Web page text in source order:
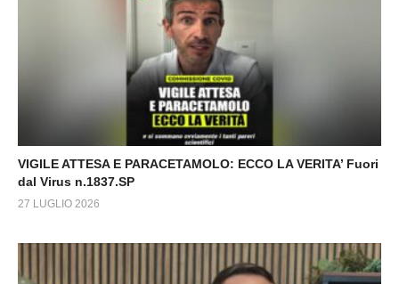
VIGILE ATTESA E PARACETAMOLO: ECCO LA VERITA’ Fuori
dal Virus n.1837.SP
27 LUGLIO 2026